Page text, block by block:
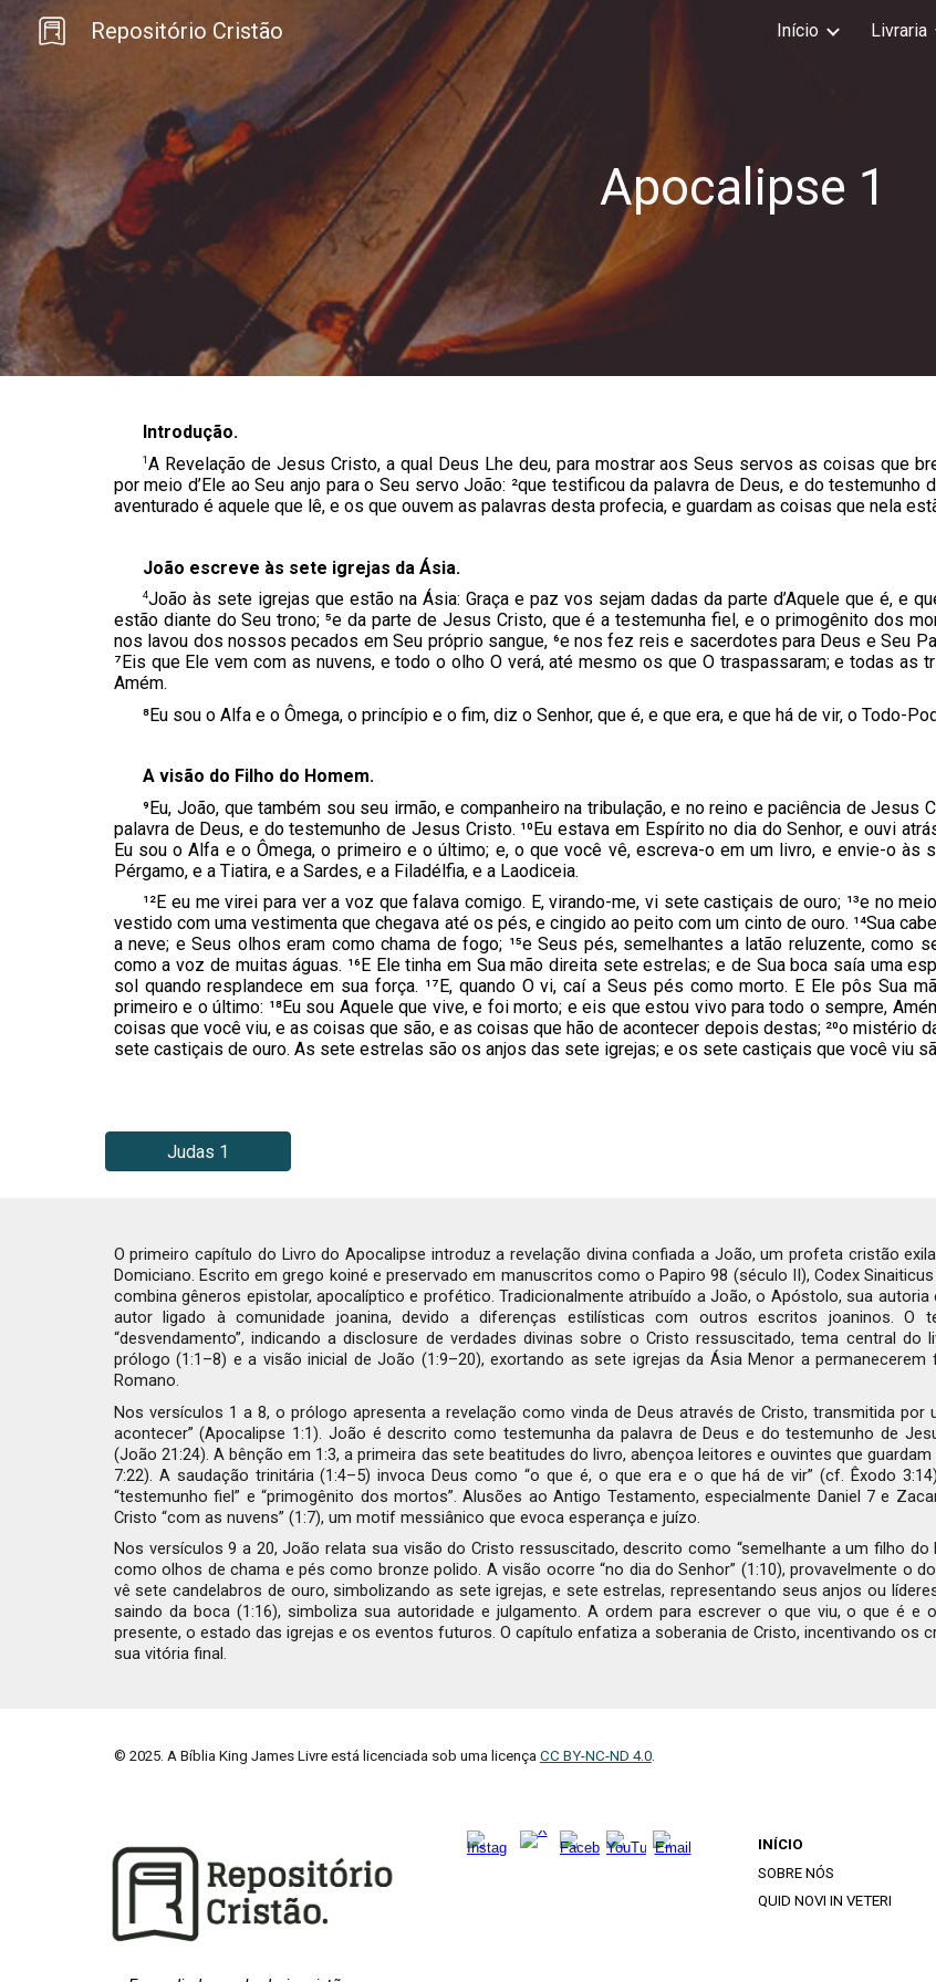
Skip to main content Skip to
Repositório Cristão Início Livraria
Apocalipse 1
Introdução.
1 A Revelação de Jesus Cristo, a qual Deus Lhe deu, para mostrar aos Seus servos as coisas que
por meio d’Ele ao Seu anjo para o Seu servo João: ²que testificou da palavra de Deus, e do
aventurado é aquele que lê, e os que ouvem as palavras desta profecia, e guardam as coisas que nela
João escreve às sete igrejas da Ásia.
4João às sete igrejas que estão na Ásia: Graça e paz vos sejam dadas da parte d’Aquele que é, e
estão diante do Seu trono; ⁵e da parte de Jesus Cristo, que é a testemunha fiel, e o primogênito dos
nos lavou dos nossos pecados em Seu próprio sangue, ⁶e nos fez reis e sacerdotes para Deus e Seu
⁷Eis que Ele vem com as nuvens, e todo o olho O verá, até mesmo os que O traspassaram; e todas as
Amém.
⁸Eu sou o Alfa e o Ômega, o princípio e o fim, diz o Senhor, que é, e que era, e que há de vir, o Todo-
A visão do Filho do Homem.
⁹Eu, João, que também sou seu irmão, e companheiro na tribulação, e no reino e paciência de Jesus
palavra de Deus, e do testemunho de Jesus Cristo. ¹⁰Eu estava em Espírito no dia do Senhor, e ouvi
Eu sou o Alfa e o Ômega, o primeiro e o último; e, o que você vê, escreva-o em um livro, e envie-o às
Pérgamo, e a Tiatira, e a Sardes, e a Filadélfia, e a Laodiceia.
¹²E eu me virei para ver a voz que falava comigo. E, virando-me, vi sete castiçais de ouro; ¹³e no
vestido com uma vestimenta que chegava até os pés, e cingido ao peito com um cinto de ouro. ¹⁴Sua
a neve; e Seus olhos eram como chama de fogo; ¹⁵e Seus pés, semelhantes a latão reluzente, como
como a voz de muitas águas. ¹⁶E Ele tinha em Sua mão direita sete estrelas; e de Sua boca saía uma
sol quando resplandece em sua força. ¹⁷E, quando O vi, caí a Seus pés como morto. E Ele pôs Sua
primeiro e o último: ¹⁸Eu sou Aquele que vive, e foi morto; e eis que estou vivo para todo o sempre,
coisas que você viu, e as coisas que são, e as coisas que hão de acontecer depois destas; ²⁰o mistério
sete castiçais de ouro. As sete estrelas são os anjos das sete igrejas; e os sete castiçais que você viu
Judas 1
O primeiro capítulo do Livro do Apocalipse introduz a revelação divina confiada a João, um profeta cristão
Domiciano. Escrito em grego koiné e preservado em manuscritos como o Papiro 98 (século II), Codex
combina gêneros epistolar, apocalíptico e profético. Tradicionalmente atribuído a João, o Apóstolo, sua
autor ligado à comunidade joanina, devido a diferenças estilísticas com outros escritos joaninos. O
“desvendamento”, indicando a disclosure de verdades divinas sobre o Cristo ressuscitado, tema central
prólogo (1:1–8) e a visão inicial de João (1:9–20), exortando as sete igrejas da Ásia Menor a
Romano.
Nos versículos 1 a 8, o prólogo apresenta a revelação como vinda de Deus através de Cristo, transmitida por
acontecer” (Apocalipse 1:1). João é descrito como testemunha da palavra de Deus e do testemunho de
(João 21:24). A bênção em 1:3, a primeira das sete beatitudes do livro, abençoa leitores e ouvintes que
7:22). A saudação trinitária (1:4–5) invoca Deus como “o que é, o que era e o que há de vir” (cf. Êxodo
“testemunho fiel” e “primogênito dos mortos”. Alusões ao Antigo Testamento, especialmente Daniel 7 e
Cristo “com as nuvens” (1:7), um motif messiânico que evoca esperança e juízo.
Nos versículos 9 a 20, João relata sua visão do Cristo ressuscitado, descrito como “semelhante a um filho do
como olhos de chama e pés como bronze polido. A visão ocorre “no dia do Senhor” (1:10), provavelmente o
vê sete candelabros de ouro, simbolizando as sete igrejas, e sete estrelas, representando seus anjos ou
saindo da boca (1:16), simboliza sua autoridade e julgamento. A ordem para escrever o que viu, o que é e
presente, o estado das igrejas e os eventos futuros. O capítulo enfatiza a soberania de Cristo, incentivando os
sua vitória final.
© 2025. A Bíblia King James Livre está licenciada sob uma licença CC BY-NC-ND 4.0.
INÍCIO
SOBRE NÓS
QUID NOVI IN VETERI